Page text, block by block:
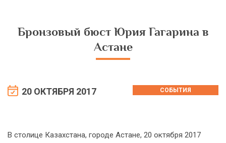
Бронзовый бюст Юрия Гагарина в
Астане
20 ОКТЯБРЯ 2017 СОБЫТИЯ
В столице Казахстана, городе Астане, 20 октября 2017